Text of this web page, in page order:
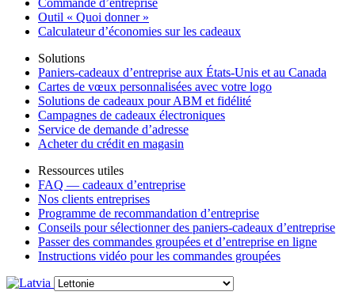
Commande d’entreprise
Outil « Quoi donner »
Calculateur d’économies sur les cadeaux
Solutions
Paniers-cadeaux d’entreprise aux États-Unis et au Canada
Cartes de vœux personnalisées avec votre logo
Solutions de cadeaux pour ABM et fidélité
Campagnes de cadeaux électroniques
Service de demande d’adresse
Acheter du crédit en magasin
Ressources utiles
FAQ — cadeaux d’entreprise
Nos clients entreprises
Programme de recommandation d’entreprise
Conseils pour sélectionner des paniers-cadeaux d’entreprise
Passer des commandes groupées et d’entreprise en ligne
Instructions vidéo pour les commandes groupées